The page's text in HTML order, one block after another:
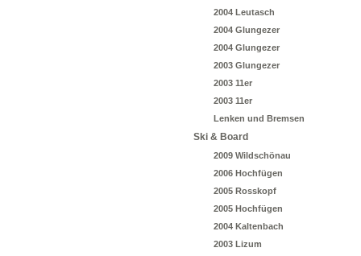
2004 Leutasch
2004 Glungezer
2004 Glungezer
2003 Glungezer
2003 11er
2003 11er
Lenken und Bremsen
Ski & Board
2009 Wildschönau
2006 Hochfügen
2005 Rosskopf
2005 Hochfügen
2004 Kaltenbach
2003 Lizum